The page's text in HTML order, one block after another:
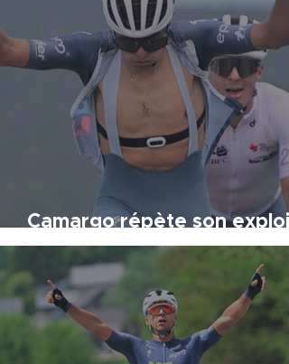
À LA UNE
Camargo répète son exploit
au sommet